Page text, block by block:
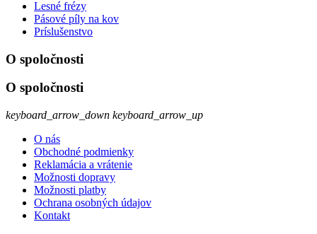
Lesné frézy
Pásové píly na kov
Príslušenstvo
O spoločnosti
O spoločnosti
keyboard_arrow_down keyboard_arrow_up
O nás
Obchodné podmienky
Reklamácia a vrátenie
Možnosti dopravy
Možnosti platby
Ochrana osobných údajov
Kontakt